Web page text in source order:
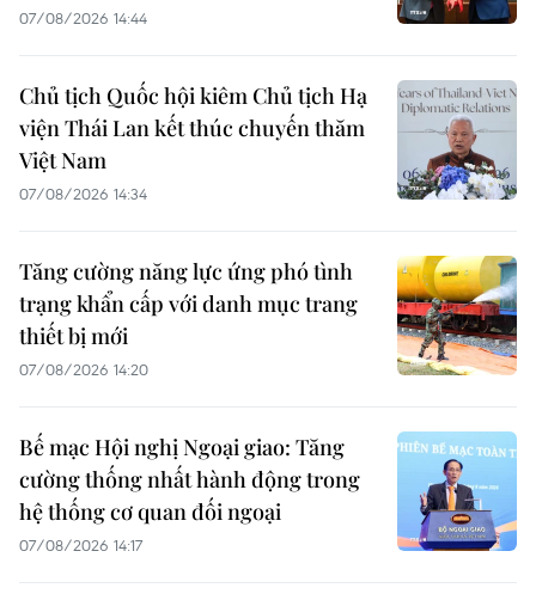
07/08/2026 14:44
Chủ tịch Quốc hội kiêm Chủ tịch Hạ
viện Thái Lan kết thúc chuyến thăm
Việt Nam
07/08/2026 14:34
Tăng cường năng lực ứng phó tình
trạng khẩn cấp với danh mục trang
thiết bị mới
07/08/2026 14:20
Bế mạc Hội nghị Ngoại giao: Tăng
cường thống nhất hành động trong
hệ thống cơ quan đối ngoại
07/08/2026 14:17